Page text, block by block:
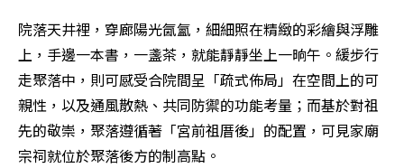
院落天井裡，穿廊陽光氤氳，細細照在精緻的彩繪與浮雕
上，手邊一本書，一盞茶，就能靜靜坐上一晌午。緩步行
走聚落中，則可感受合院間呈「疏式佈局」在空間上的可
親性，以及通風散熱、共同防禦的功能考量；而基於對祖
先的敬崇，聚落遵循著「宮前祖厝後」的配置，可見家廟
宗祠就位於聚落後方的制高點。